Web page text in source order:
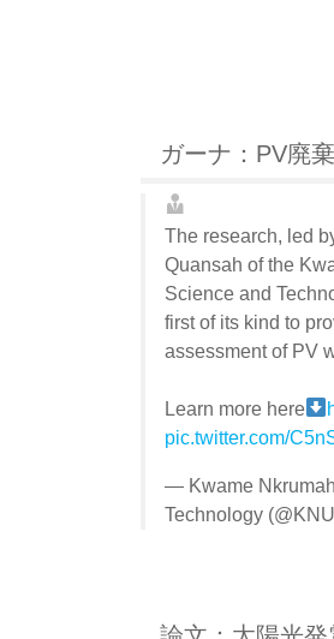
ガーナ：PV廃
The research, led
Quansah of the
Science and
first of its kind to
assessment of PV
Learn more here
pic.twitter.com/
— Kwame
Technology